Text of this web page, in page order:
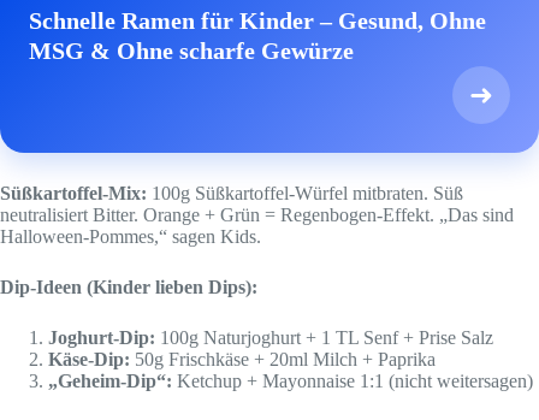
Schnelle Ramen für Kinder – Gesund, Ohne
MSG & Ohne scharfe Gewürze
➜
Süßkartoffel-Mix: 100g Süßkartoffel-Würfel mitbraten. Süß
neutralisiert Bitter. Orange + Grün = Regenbogen-Effekt. „Das sind
Halloween-Pommes,“ sagen Kids.
Dip-Ideen (Kinder lieben Dips):
Joghurt-Dip: 100g Naturjoghurt + 1 TL Senf + Prise Salz
Käse-Dip: 50g Frischkäse + 20ml Milch + Paprika
„Geheim-Dip“: Ketchup + Mayonnaise 1:1 (nicht weitersagen)